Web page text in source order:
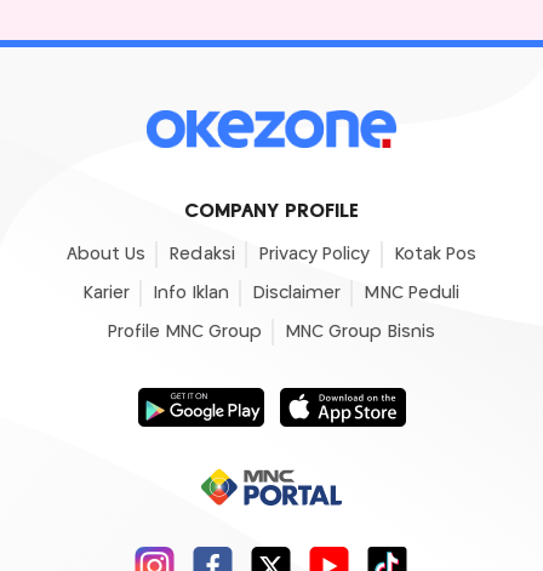
COMPANY PROFILE
About Us Redaksi Privacy Policy Kotak Pos
Karier Info Iklan Disclaimer MNC Peduli
Profile MNC Group MNC Group Bisnis